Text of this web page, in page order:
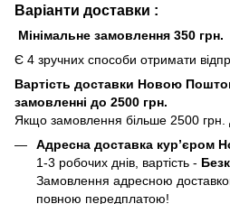
Варіанти доставки :
Мінімальне замовлення 350 грн.
Є 4 зручних способи отримати
Вартість доставки Новою
замовленні до 2500 грн.
Якщо замовлення більше 2500 грн.
Адресна доставка кур’єром
1-3 робочих днів, вартість -
Замовлення адресною
повною передплатою!